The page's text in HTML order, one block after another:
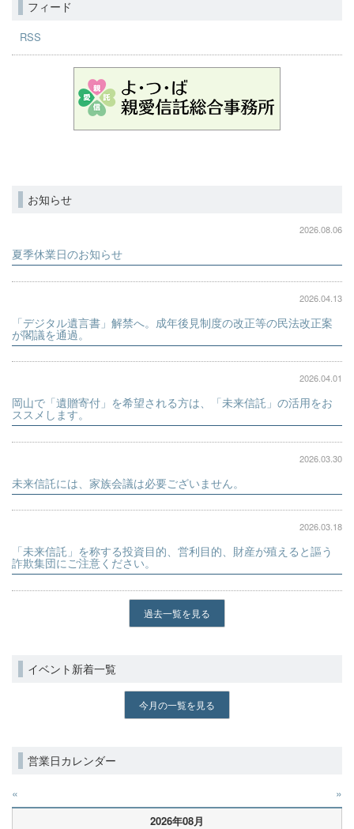
フィード
RSS
お知らせ
2026.08.06
夏季休業日のお知らせ
2026.04.13
「デジタル遺言書」解禁へ。成年後見制度の改正等の民法改正案
が閣議を通過。
2026.04.01
岡山で「遺贈寄付」を希望される方は、「未来信託」の活用をお
ススメします。
2026.03.30
未来信託には、家族会議は必要ございません。
2026.03.18
「未来信託」を称する投資目的、営利目的、財産が殖えると謳う
詐欺集団にご注意ください。
過去一覧を見る
イベント新着一覧
今月の一覧を見る
営業日カレンダー
« »
2026年08月